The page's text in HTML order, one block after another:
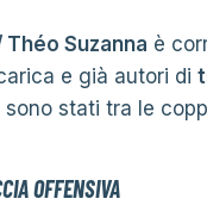
Théo Suzanna è
e già autori di
sono stati tra le
OFFENSIVA